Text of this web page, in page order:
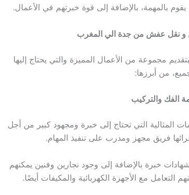
بالمهمة، بالإضافة إلى قوة خبرتهم في الأعمال.
نقل عفش من جدة الي المغرب
بتقديم مجموعة من الأعمال المميزة والتي يحتاج إليها
من أبرزها:
الفك والتركيب
المثالية التي تحتاج إلى خبرة ومجهود كبير من أجل
فريق مجهز ومدرب على تنفيذ المهام.
خبرة بالإضافة إلى وجود نجارين وفنين يمكنهم
مع الأجهزة الكهربائية والمكيفات أيضًا.